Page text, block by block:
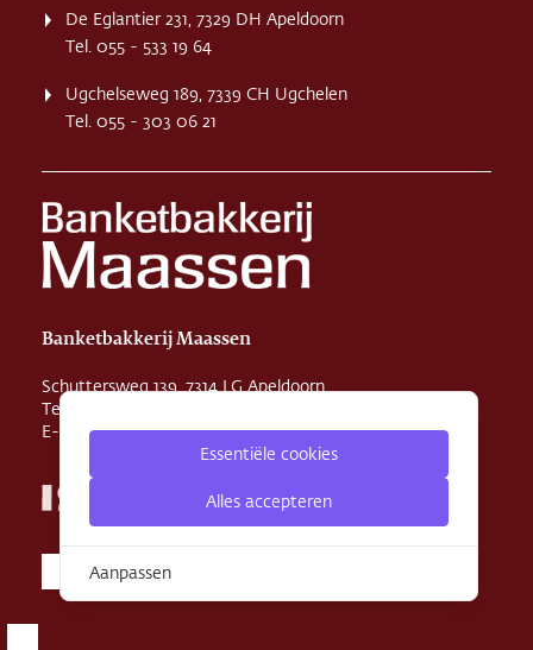
De Eglantier 231, 7329 DH Apeldoorn
Tel. 055 - 533 19 64
Ugchelseweg 189, 7339 CH Ugchelen
Tel. 055 - 303 06 21
Banketbakkerij Maassen
Schuttersweg 139, 7314 LG Apeldoorn
Tel. 055 - 355 29 31
E-mailinfo@maassenbanket.nl
Essentiële cookies
Alles accepteren
Aanpassen